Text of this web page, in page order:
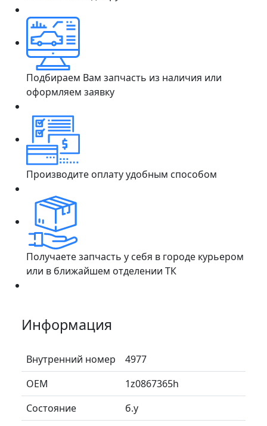
Подбираем Вам запчасть из наличия или
оформляем заявку
Производите оплату удобным способом
Получаете запчасть у себя в городе курьером
или в ближайшем отделении ТК
Информация
Внутренний номер
4977
ОЕМ
1z0867365h
Состояние
б.у